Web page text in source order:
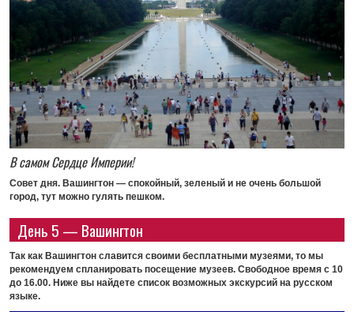
В самом Сердце Империи!
Совет дня. Вашингтон — спокойный, зеленый и не очень большой
город, тут можно гулять пешком.
День 5 — Вашингтон
Так как Вашингтон славится своими бесплатными музеями, то мы
рекомендуем спланировать посещение музеев. Свободное время с 10
до 16.00. Ниже вы найдете список возможных экскурсий на русском
языке.